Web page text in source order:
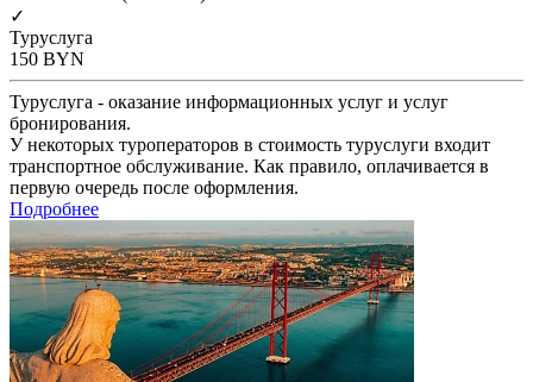
✓
Туруслуга
150 BYN
Туруслуга - оказание информационных услуг и услуг
бронирования.
У некоторых туроператоров в стоимость туруслуги входит
транспортное обслуживание. Как правило, оплачивается в
первую очередь после оформления.
Подробнее